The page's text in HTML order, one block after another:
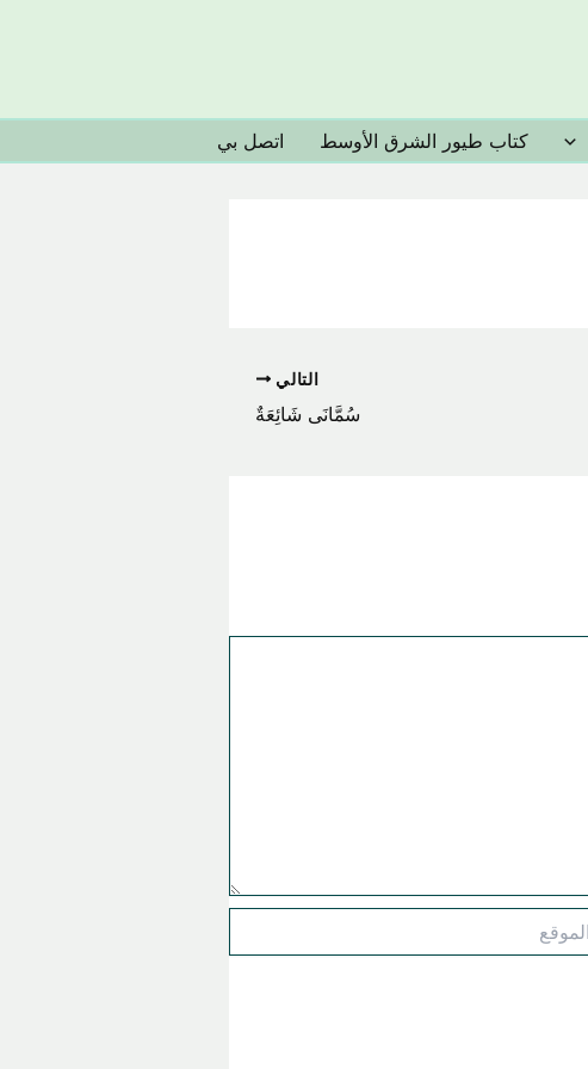
كتاب طيور الشرق الأوسط اتصل بي
التالي
سُمَّانَى شَائِعَةٌ